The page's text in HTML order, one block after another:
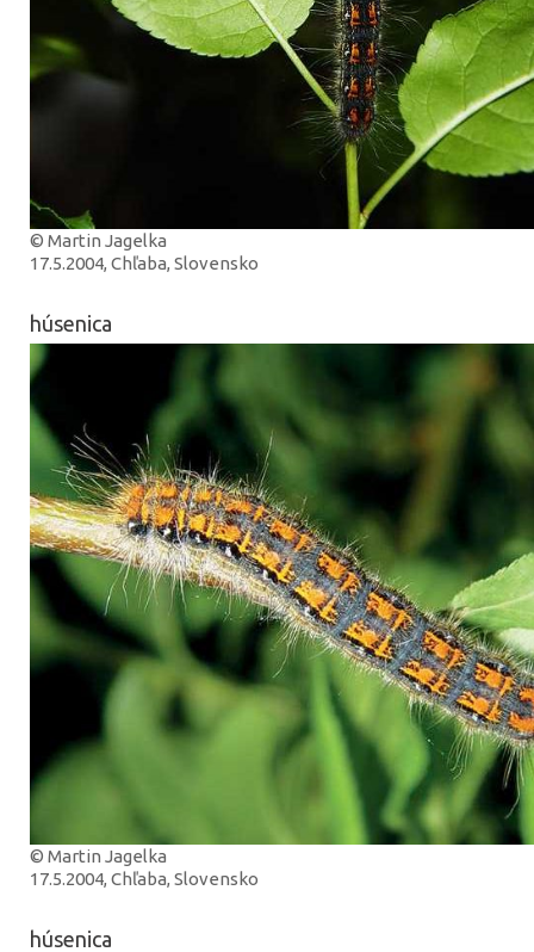
© Martin Jagelka
17.5.2004, Chľaba, Slovensko
húsenica
© Martin Jagelka
17.5.2004, Chľaba, Slovensko
húsenica